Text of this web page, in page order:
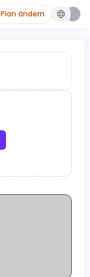
Plan ändern